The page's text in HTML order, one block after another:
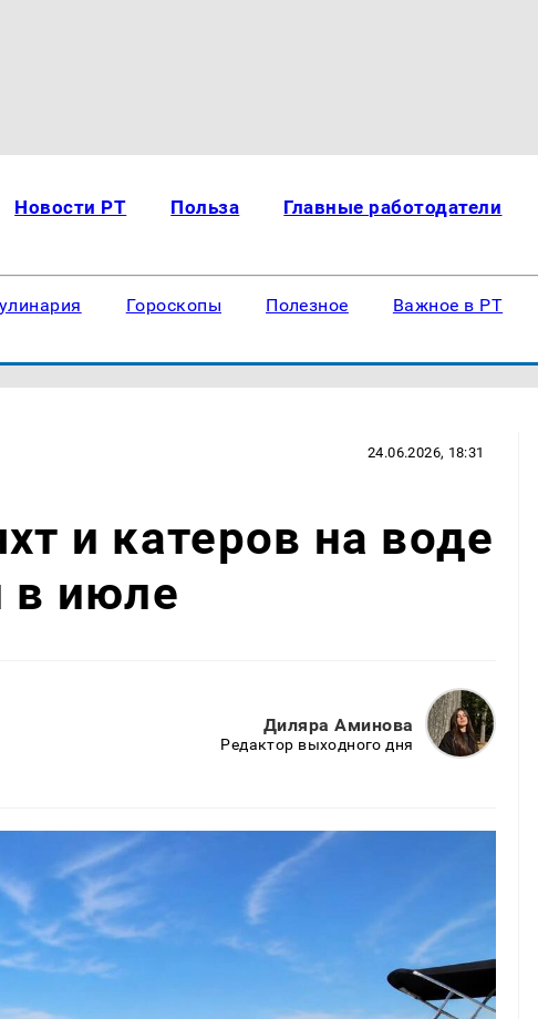
Новости РТ Польза Главные работодатели
Гороскопы Полезное Важное в РТ
24.06.2026, 18:31
и катеров на воде
в июле
Диляра Аминова
Редактор выходного дня